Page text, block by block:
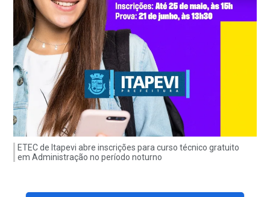
ETEC de Itapevi abre inscrições para curso técnico gratuito
em Administração no período noturno